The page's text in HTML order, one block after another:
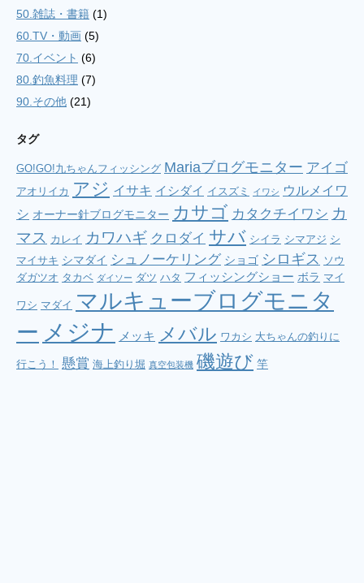
50.雑誌・書籍 (1)
60.TV・動画 (5)
70.イベント (6)
80.釣魚料理 (7)
90.その他 (21)
タグ
GO!GO!九ちゃんフィッシング Mariaブログモニター アイゴ
アオリイカ アジ イサキ イシダイ イスズミ イワシ ウルメイワ
シ オーナー針ブログモニター カサゴ カタクチイワシ カ
マス カレイ カワハギ クロダイ サバ シイラ シマアジ シ
マイサキ シマダイ シュノーケリング ショゴ シロギス ソウ
ダガツオ タカベ ダイソー ダツ ハタ フィッシングショー ボラ マイ
ワシ マダイ マルキューブログモニタ
ー メジナ メッキ メバル ワカシ 大ちゃんの釣りに
行こう！ 懸賞 海上釣り堀 真空包装機 磯遊び 竿